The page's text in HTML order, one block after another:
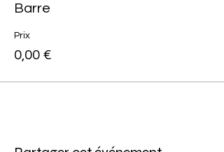
Barre
Prix
0,00 €